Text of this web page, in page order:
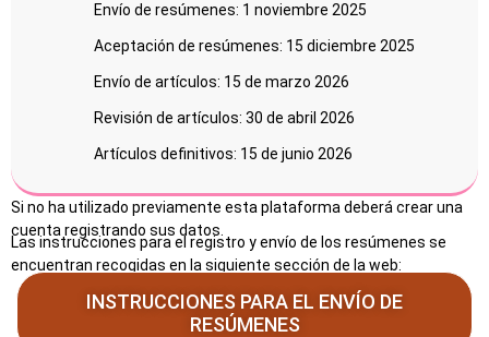
Envío de resúmenes: 1 noviembre 2025
Aceptación de resúmenes: 15 diciembre 2025
Envío de artículos: 15 de marzo 2026
Revisión de artículos: 30 de abril 2026
Artículos definitivos: 15 de junio 2026
Si no ha utilizado previamente esta plataforma deberá crear una
cuenta registrando sus datos.
Las instrucciones para el registro y envío de los resúmenes se
encuentran recogidas en la siguiente sección de la web:
INSTRUCCIONES PARA EL ENVÍO DE
RESÚMENES